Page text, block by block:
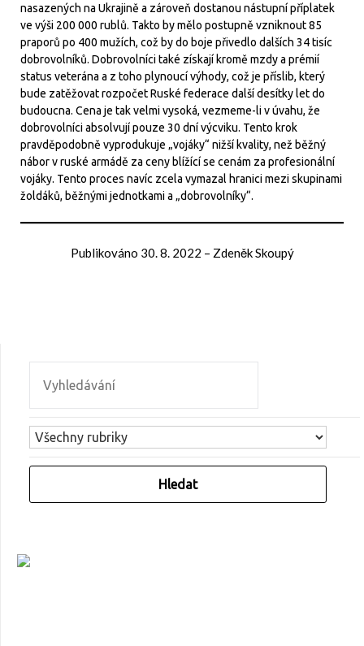
nasazených na Ukrajině a zároveň dostanou nástupní příplatek
ve výši 200 000 rublů. Takto by mělo postupně vzniknout 85
praporů po 400 mužích, což by do boje přivedlo dalších 34 tisíc
dobrovolníků. Dobrovolníci také získají kromě mzdy a prémií
status veterána a z toho plynoucí výhody, což je příslib, který
bude zatěžovat rozpočet Ruské federace další desítky let do
budoucna. Cena je tak velmi vysoká, vezmeme-li v úvahu, že
dobrovolníci absolvují pouze 30 dní výcviku. Tento krok
pravděpodobně vyprodukuje „vojáky“ nižší kvality, než běžný
nábor v ruské armádě za ceny blížící se cenám za profesionální
vojáky. Tento proces navíc zcela vymazal hranici mezi skupinami
žoldáků, běžnými jednotkami a „dobrovolníky“.
Publikováno 30. 8. 2022 – Zdeněk Skoupý